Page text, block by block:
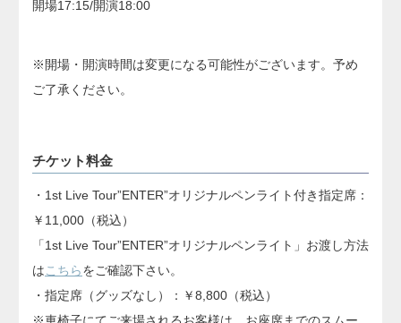
開場17:15/開演18:00
※開場・開演時間は変更になる可能性がございます。予め
ご了承ください。
チケット料金
・1st Live Tour”ENTER”オリジナルペンライト付き指定席：
￥11,000（税込）
「1st Live Tour”ENTER”オリジナルペンライト」お渡し方法
は こちらをご確認下さい。
・指定席（グッズなし）：￥8,800（税込）